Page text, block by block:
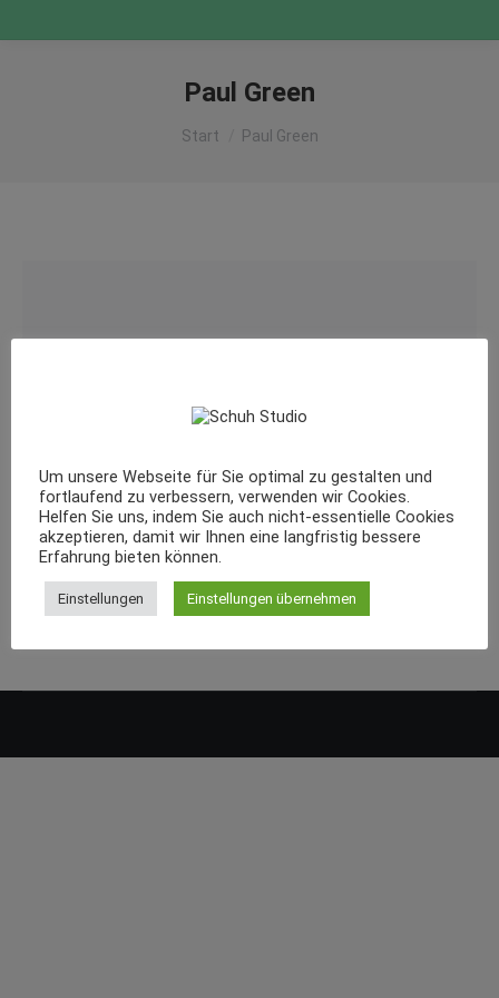
Paul Green
Sie befinden sich hier:
Start Paul Green
Um unsere Webseite für Sie optimal zu gestalten und
fortlaufend zu verbessern, verwenden wir Cookies.
Helfen Sie uns, indem Sie auch nicht-essentielle Cookies
akzeptieren, damit wir Ihnen eine langfristig bessere
Erfahrung bieten können.
Einstellungen Einstellungen übernehmen